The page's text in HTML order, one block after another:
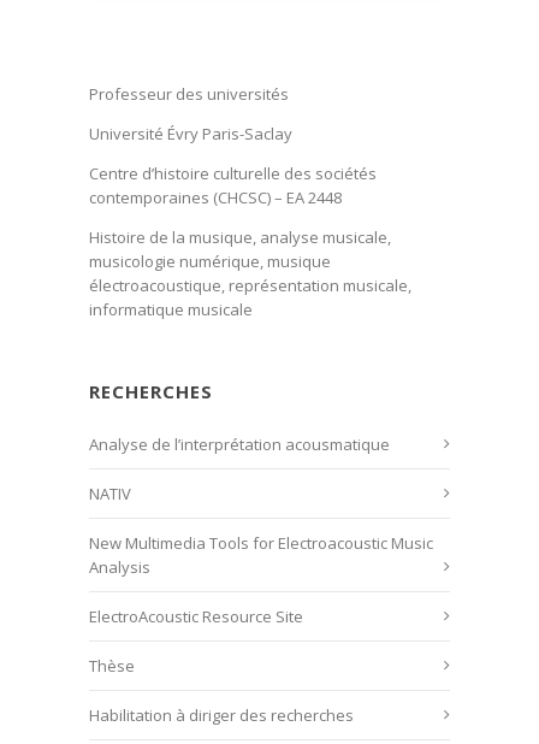
Professeur des universités
Université Évry Paris-Saclay
Centre d’histoire culturelle des sociétés
contemporaines (CHCSC) – EA 2448
Histoire de la musique, analyse musicale,
musicologie numérique, musique
électroacoustique, représentation musicale,
informatique musicale
RECHERCHES
Analyse de l’interprétation acousmatique
NATIV
New Multimedia Tools for Electroacoustic Music
Analysis
ElectroAcoustic Resource Site
Thèse
Habilitation à diriger des recherches